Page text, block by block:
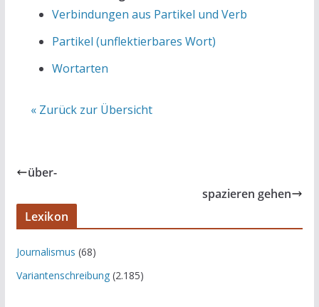
Verbindungen aus Partikel und Verb
Partikel (unflektierbares Wort)
Wortarten
« Zurück zur Übersicht
über-
spazieren gehen
Lexikon
Journalismus (68)
Variantenschreibung(2.185)